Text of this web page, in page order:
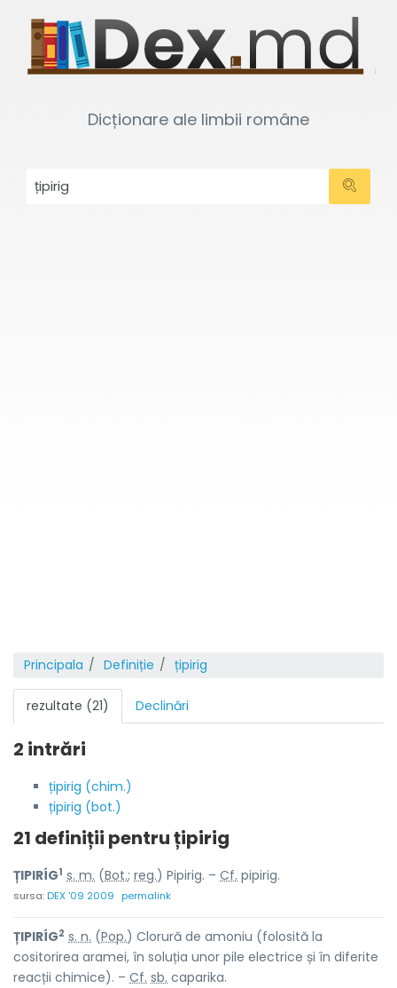
Dicționare ale limbii române
Principala Definiție țipirig
rezultate (21) Declinări
2 intrări
țipirig (chim.)
țipirig (bot.)
21 definiții pentruțipirig
ȚIPIRÍG1 s. m. (Bot.; reg.) Pipirig. – Cf. pipirig.
sursa:DEX '09 2009 permalink
ȚIPIRÍG2 s. n. (Pop.) Clorură de amoniu (folosită la
cositorirea aramei, în soluția unor pile electrice și în diferite
reacții chimice). – Cf. sb. caparika.